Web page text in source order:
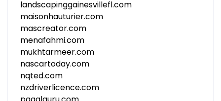
landscapinggainesvillefl.com
maisonhauturier.com
mascreator.com
menafahmi.com
mukhtarmeer.com
nascartoday.com
nqted.com
nzdriverlicence.com